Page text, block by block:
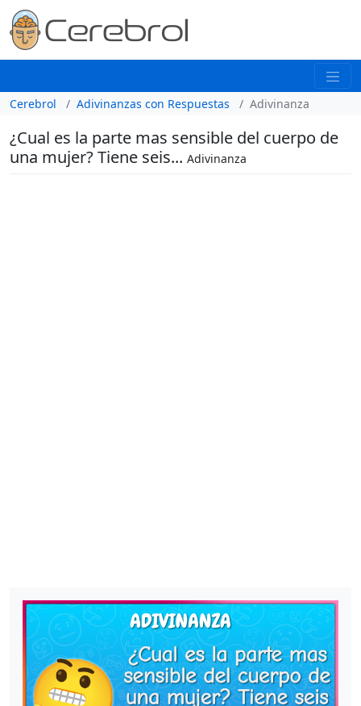
Cerebrol Adivinanzas con Respuestas Adivinanza
¿Cual es la parte mas sensible del cuerpo de
una mujer? Tiene seis... Adivinanza